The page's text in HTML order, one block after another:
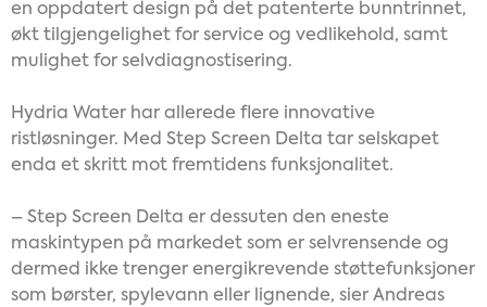
en oppdatert design på det patenterte bunntrinnet,
økt tilgjengelighet for service og vedlikehold, samt
mulighet for selvdiagnostisering.
Hydria Water har allerede flere innovative
ristløsninger. Med Step Screen Delta tar selskapet
enda et skritt mot fremtidens funksjonalitet.
– Step Screen Delta er dessuten den eneste
maskintypen på markedet som er selvrensende og
dermed ikke trenger energikrevende støttefunksjoner
som børster, spylevann eller lignende, sier Andreas